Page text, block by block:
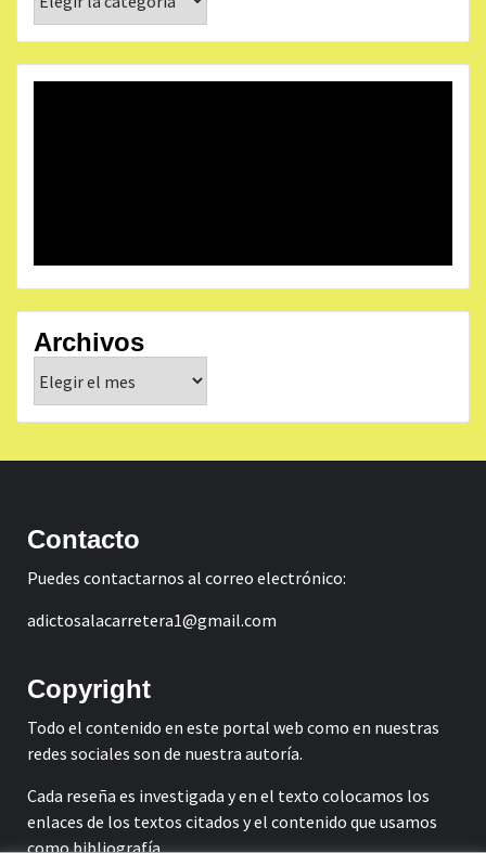
Archivos
Contacto
Puedes contactarnos al correo electrónico:
adictosalacarretera1@gmail.com
Copyright
Todo el contenido en este portal web como en nuestras
redes sociales son de nuestra autoría.
Cada reseña es investigada y en el texto colocamos los
enlaces de los textos citados y el contenido que usamos
como bibliografía.